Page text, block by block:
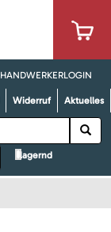
HANDWERKERLOGIN
Widerruf Aktuelles
lagernd